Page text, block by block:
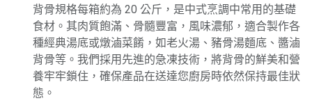
背骨規格每箱約為 20 公斤，是中式烹調中常用的基礎
食材。其肉質飽滿、骨髓豐富，風味濃郁，適合製作各
種經典湯底或燉滷菜餚，如老火湯、豬骨湯麵底、醬滷
背骨等。我們採用先進的急凍技術，將背骨的鮮美和營
養牢牢鎖住，確保產品在送達您廚房時依然保持最佳狀
態。